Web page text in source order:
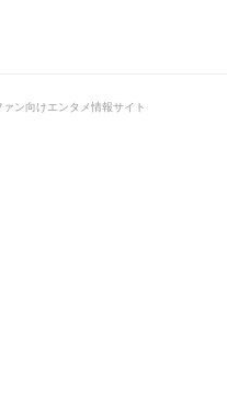
ン向けエンタメ情報サイト